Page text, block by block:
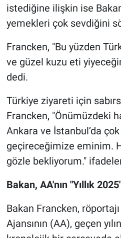
istediğine ilişkin ise
yemekleri çok sevdiğini
Francken, "Bu yüzden
ve güzel kuzu eti
dedi.
Türkiye ziyareti için
Francken, "Önümüzdeki
Ankara ve İstanbul’da
geçireceğimize eminim.
gözle bekliyorum."
Bakan, AA'nın "Yıllık
Bakan Francken,
Ajansının (AA), geçen